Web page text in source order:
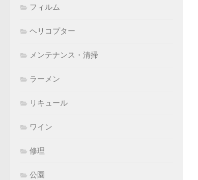
フィルム
ヘリコプター
メンテナンス・清掃
ラーメン
リキュール
ワイン
修理
公園